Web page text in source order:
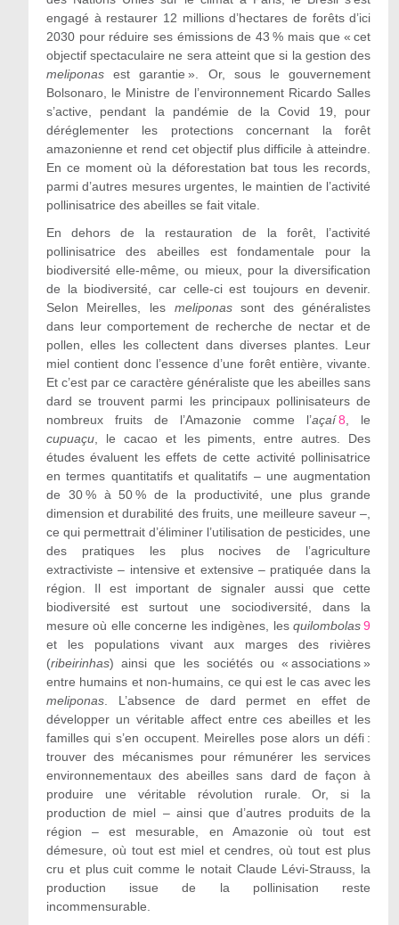
engagé à restaurer 12 millions d’hectares de forêts d’ici
2030 pour réduire ses émissions de 43 % mais que « cet
objectif spectaculaire ne sera atteint que si la gestion des
meliponasest garantie ». Or, sous le gouvernement
Bolsonaro, le Ministre de l’environnement Ricardo Salles
s’active, pendant la pandémie de la Covid 19, pour
déréglementer les protections concernant la forêt
amazonienne et rend cet objectif plus difficile à atteindre.
En ce moment où la déforestation bat tous les records,
parmi d’autres mesures urgentes, le maintien de l’activité
pollinisatrice des abeilles se fait vitale.
En dehors de la restauration de la forêt, l’activité
pollinisatrice des abeilles est fondamentale pour la
biodiversité elle-même, ou mieux, pour la diversification
de la biodiversité, car celle-ci est toujours en devenir.
Selon Meirelles, les meliponassont des généralistes
dans leur comportement de recherche de nectar et de
pollen, elles les collectent dans diverses plantes. Leur
miel contient donc l’essence d’une forêt entière, vivante.
Et c’est par ce caractère généraliste que les abeilles sans
dard se trouvent parmi les principaux pollinisateurs de
nombreux fruits de l’Amazonie comme l’açaí8 , le
cupuaçu, le cacao et les piments, entre autres. Des
études évaluent les effets de cette activité pollinisatrice
en termes quantitatifs et qualitatifs – une augmentation
de 30 % à 50 % de la productivité, une plus grande
dimension et durabilité des fruits, une meilleure saveur –,
ce qui permettrait d’éliminer l’utilisation de pesticides, une
des pratiques les plus nocives de l’agriculture
extractiviste – intensive et extensive – pratiquée dans la
région. Il est important de signaler aussi que cette
biodiversité est surtout une sociodiversité, dans la
mesure où elle concerne les indigènes, lesquilombolas9
et les populations vivant aux marges des rivières
(ribeirinhas) ainsi que les sociétés ou « associations »
entre humains et non-humains, ce qui est le cas avec les
meliponas. L’absence de dard permet en effet de
développer un véritable affect entre ces abeilles et les
familles qui s’en occupent. Meirelles pose alors un défi :
trouver des mécanismes pour rémunérer les services
environnementaux des abeilles sans dard de façon à
produire une véritable révolution rurale. Or, si la
production de miel – ainsi que d’autres produits de la
région – est mesurable, en Amazonie où tout est
démesure, où tout est miel et cendres, où tout est plus
cru et plus cuit comme le notait Claude Lévi-Strauss, la
production issue de la pollinisation reste
incommensurable.